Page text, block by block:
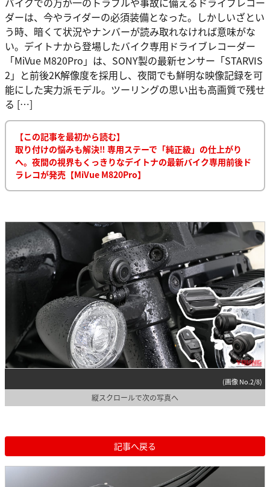
ダーは、今やライダーの必須装備となった。しかしいざとい
う時、暗くて状況やナンバーが読み取れなければ意味がな
い。デイトナから登場したバイク専用ドライブレコーダー
「MiVue M820Pro」は、SONY製の最新センサー「STARVIS
2」と前後2K解像度を採用し、夜間でも鮮明な映像記録を可
能にした実力派モデル。ツーリングの思い出も高画質で残せ
る […]
【この記事を最初から読む】
取り付けの悩みも解決‼ 専用ステーで「純正級」の仕上がり
へ。夜間の視界もくっきりなデイトナの最新バイク専用前後ド
ラレコが発売【MiVue M820Pro】
(画像 No.2/8)
縦スクロールで次の写真へ
記事へ戻る